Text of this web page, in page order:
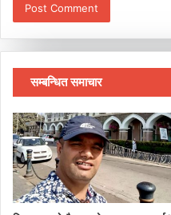
सम्बन्धित समाचार